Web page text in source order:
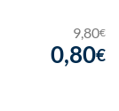
9,80€
0,80€